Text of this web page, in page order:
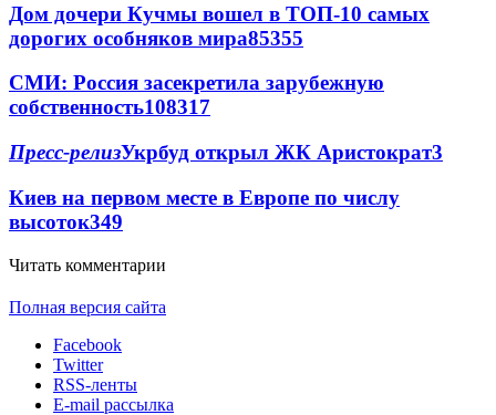
Дом дочери Кучмы вошел в ТОП-10 самых
дорогих особняков мира85355
СМИ: Россия засекретила зарубежную
собственность108317
Пресс-релизУкрбуд открыл ЖК Аристократ3
Киев на первом месте в Европе по числу
высоток349
Читать комментарии
Полная версия сайта
Facebook
Twitter
RSS-ленты
E-mail рассылка